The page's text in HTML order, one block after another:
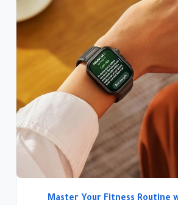
Master Your Fitness Routine